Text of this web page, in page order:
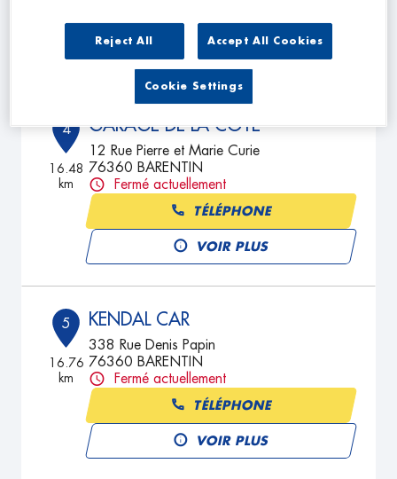
4
16.48
km
GARAGE DE LA COTE
12 Rue Pierre et Marie Curie
76360 BARENTIN
Fermé actuellement
TÉLÉPHONE
VOIR PLUS
5
16.76
km
KENDAL CAR
338 Rue Denis Papin
76360 BARENTIN
Fermé actuellement
TÉLÉPHONE
VOIR PLUS
Reject All Accept All Cookies
Cookie Settings